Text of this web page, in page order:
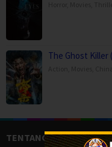
The Ghost Killer
TENTANG ANOBOY